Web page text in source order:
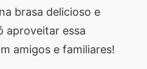
brasa delicioso e
aproveitar essa
amigos e familiares!